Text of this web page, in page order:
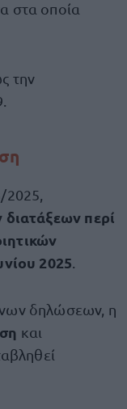
στα οποία
την
περί
2025
δηλώσεων, η
και